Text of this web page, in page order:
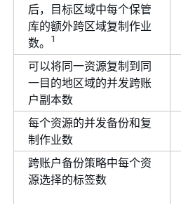
后，目标区域中每个保管
库的额外跨区域复制作业
数。
1
可以将同一资源复制到同
一目的地区域的并发跨账
户副本数
每个资源的并发备份和复
制作业数
跨账户备份策略中每个资
源选择的标签数